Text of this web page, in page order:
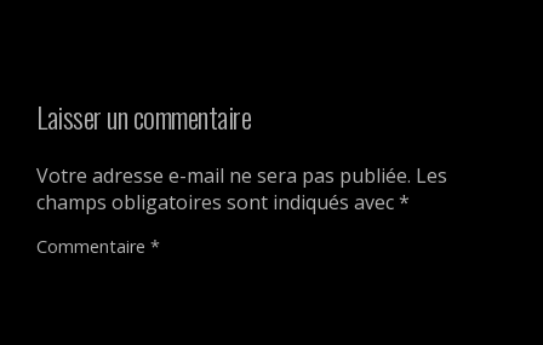
Laisser un commentaire
Votre adresse e-mail ne sera pas publiée. Les
champs obligatoires sont indiqués avec*
Commentaire *